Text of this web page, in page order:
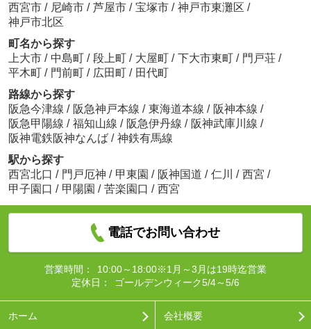
西宮市 / 尼崎市 / 芦屋市 / 宝塚市 / 神戸市東灘区 /
神戸市北区
町名から探す
上大市 / 中島町 / 段上町 / 大屋町 / 下大市東町 / 門戸荘 /
平木町 / 門前町 / 広田町 / 田代町
路線から探す
阪急今津線 / 阪急神戸本線 / 東海道本線 / 阪神本線 /
阪急甲陽線 / 福知山線 / 阪急伊丹線 / 阪神武庫川線 /
阪神電鉄阪神なんば / 神鉄有馬線
駅から探す
西宮北口 / 門戸厄神 / 甲東園 / 阪神国道 / 仁川 / 西宮 /
甲子園口 / 甲陽園 / 苦楽園口 / 西宮
電話でお問い合わせ
営業時間：
10:00～18:00※1月～3月は19時迄営業
定休日：
ゴールデンウィーク5/4～5/6
ホーム 会社概要